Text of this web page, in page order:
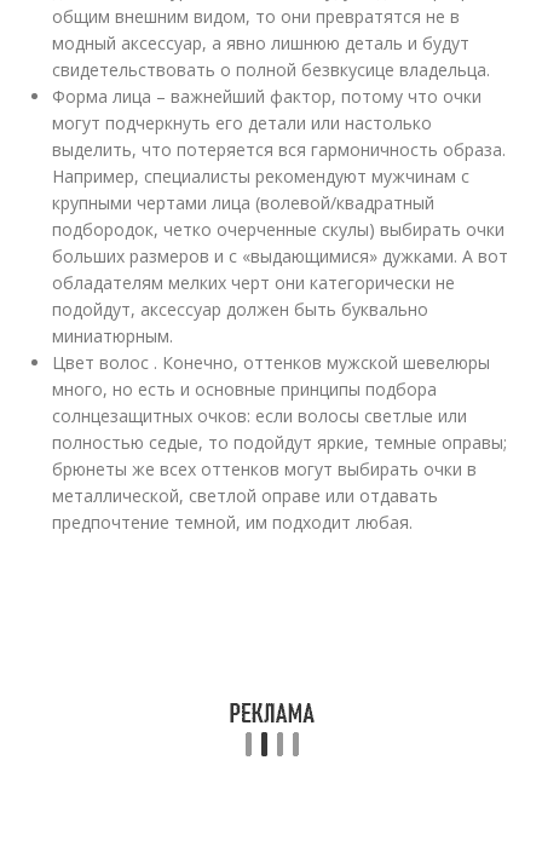
общим внешним видом, то они превратятся не в
модный аксессуар, а явно лишнюю деталь и будут
свидетельствовать о полной безвкусице владельца.
Форма лица – важнейший фактор, потому что очки
могут подчеркнуть его детали или настолько
выделить, что потеряется вся гармоничность образа.
Например, специалисты рекомендуют мужчинам с
крупными чертами лица (волевой/квадратный
подбородок, четко очерченные скулы) выбирать очки
больших размеров и с «выдающимися» дужками. А вот
обладателям мелких черт они категорически не
подойдут, аксессуар должен быть буквально
миниатюрным.
Цвет волос . Конечно, оттенков мужской шевелюры
много, но есть и основные принципы подбора
солнцезащитных очков: если волосы светлые или
полностью седые, то подойдут яркие, темные оправы;
брюнеты же всех оттенков могут выбирать очки в
металлической, светлой оправе или отдавать
предпочтение темной, им подходит любая.